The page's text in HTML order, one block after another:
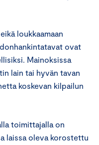
loukkaamaan
ovat
Mainoksissa
lain tai hyvän tavan
koskevan kilpailun
toimittajalla on
laissa oleva korostettu